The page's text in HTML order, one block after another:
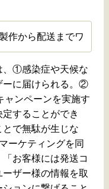
作から配送までワ
、①感染症や天候な
ーに届けられる。②
ャンペーンを実施す
することができ
で無駄が生じな
ーケティングを同
お客様には発送コ
ザー様の情報を取